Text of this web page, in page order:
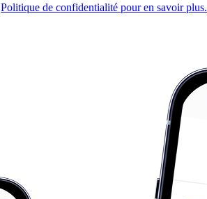
Politique de confidentialité pour en savoir plus.